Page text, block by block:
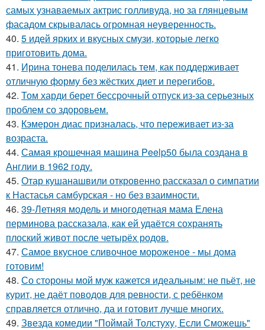
самых узнаваемых актрис голливуда, но за глянцевым
фасадом скрывалась огромная неуверенность.
40. 5 идей ярких и вкусных смузи, которые легко
приготовить дома.
41. Ирина тонева поделилась тем, как поддерживает
отличную форму без жёстких диет и перегибов.
42. Том харди берет бессрочный отпуск из-за серьезных
проблем со здоровьем.
43. Кэмерон диас призналась, что переживает из-за
возраста.
44. Самая крошечная машинa Peelp50 была созданa в
Англии в 1962 году.
45. Отар кушанашвили откровенно рассказал о симпатии
к Настасья самбурская - но без взаимности.
46. 39-Летняя модель и многодетная мама Елена
перминова рассказала, как ей удаётся сохранять
плоский живот после четырёх родов.
47. Самое вкусное сливочное мороженое - мы дома
готовим!
48. Со стороны мой муж кажется идеальным: не пьёт, не
курит, не даёт поводов для ревности, с ребёнком
справляется отлично, да и готовит лучше многих.
49. Звезда комедии "Поймай Толстуху, Если Сможешь"